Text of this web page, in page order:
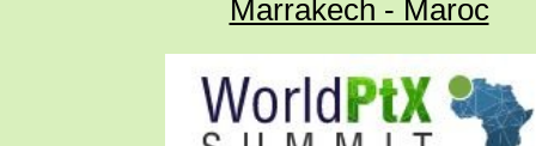
Marrakech - Maroc